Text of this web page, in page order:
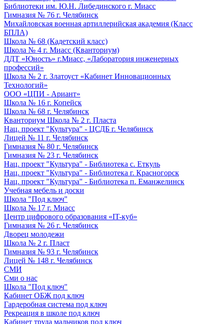
Библиотеки им. Ю.Н. Либединского г. Миасс
Гимназия № 76 г. Челябинск
Михайловская военная артиллерийская академия (Класс
БПЛА)
Школа № 68 (Кадетский класс)
Школа № 4 г. Миасс (Кванториум)
ДДТ «Юность» г.Миасс, «Лаборатория инженерных
профессий»
Школа № 2 г. Златоуст «Кабинет Инновационных
Технологий»
ООО «ЦПИ - Ариант»
Школа № 16 г. Копейск
Школа № 68 г. Челябинск
Кванториум Школа № 2 г. Пласта
Нац. проект "Культура" - ЦСДБ г. Челябинск
Лицей № 11 г. Челябинск
Гимназия № 80 г. Челябинск
Гимназия № 23 г. Челябинск
Нац. проект "Культура" - Библиотека с. Еткуль
Нац. проект "Культура" - Библиотека г. Красногорск
Нац. проект "Культура" - Библиотека п. Еманжелинск
Учебная мебель и доски
Школа "Под ключ"
Школа № 17 г. Миасс
Центр цифрового образования «IT-куб»
Гимназия № 26 г. Челябинск
Дворец молодежи
Школа № 2 г. Пласт
Гимназия № 93 г. Челябинск
Лицей № 148 г. Челябинск
СМИ
Сми о нас
Школа "Под ключ"
Кабинет ОБЖ под ключ
Гардеробная система под ключ
Рекреация в школе под ключ
Кабинет труда мальчиков под ключ